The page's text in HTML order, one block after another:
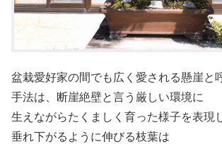
盆栽愛好家の間でも広く愛される懸崖と
手法は、断崖絶壁と言う厳しい環境に
生えながらたくましく育った様子を表現
垂れ下がるように伸びる枝葉は